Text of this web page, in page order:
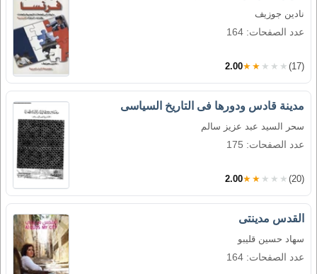
نادين جوزيف
عدد الصفحات: 164
2.00★★★★★ (17)
مدينة قادس ودورها فى التاريخ السياسى
سحر السيد عبد عزيز سالم
عدد الصفحات: 175
2.00★★★★★ (20)
القدس مدينتى
سهاد حسين قليبو
عدد الصفحات: 164